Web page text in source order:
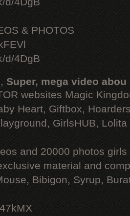
& PHOTOS
d/4DgB
, Super, mega video abou
websites Magic
Heart, Giftbox,
GirlsHUB, Lolita
and 20000 photos
material and
Bibigon, Syrup,